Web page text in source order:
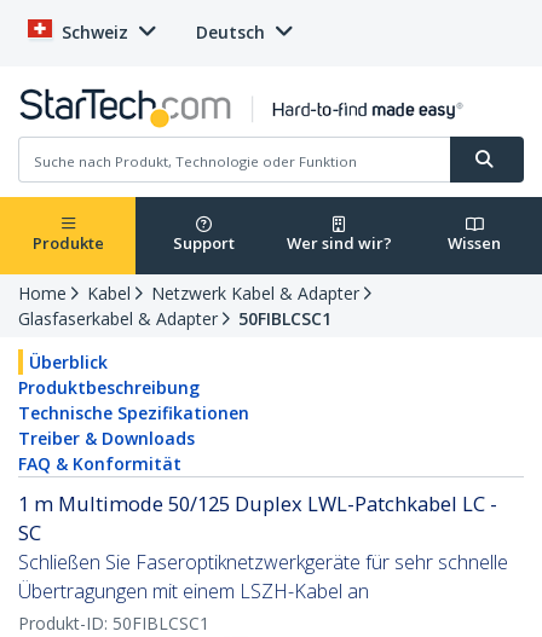
Schweiz Deutsch
Produkte Support Wer sind wir? Wissen
Home Kabel
Netzwerk Kabel & Adapter
Glasfaserkabel & Adapter
50FIBLCSC1
Überblick
Produktbeschreibung
Technische Spezifikationen
Treiber & Downloads
FAQ & Konformität
1 m Multimode 50/125 Duplex LWL-Patchkabel LC -
SC
Schließen Sie Faseroptiknetzwerkgeräte für sehr schnelle
Übertragungen mit einem LSZH-Kabel an
Produkt-ID: 50FIBLCSC1